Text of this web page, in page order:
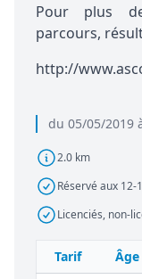
du 05/05/2019
2.0 km
Réservé aux 12-
Licenciés, non-
Pour plus
parcours,
http://
Tarif Âge